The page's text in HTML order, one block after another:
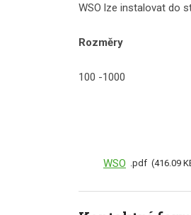
WSO lze instalovat do
Rozměry
100 -1000
WSO pdf 416.09